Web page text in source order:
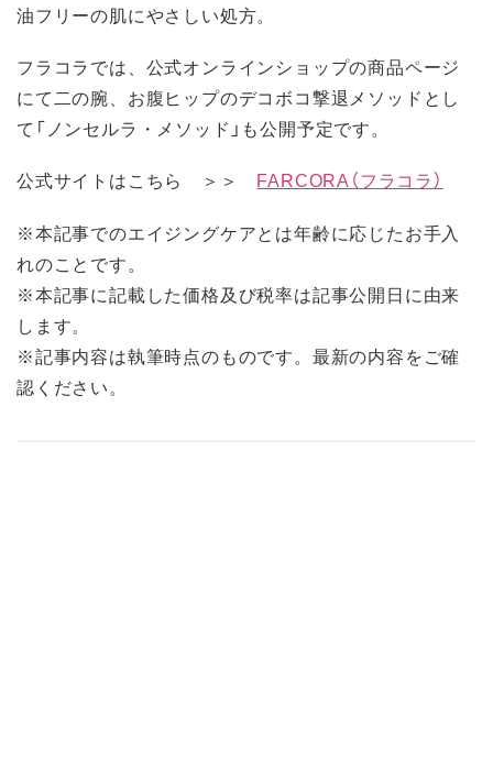
油フリーの肌にやさしい処方。
フラコラでは、公式オンラインショップの商品ページ
にて二の腕、お腹ヒップのデコボコ撃退メソッドとし
て「ノンセルラ・メソッド」も公開予定です。
公式サイトはこちら ＞＞ FARCORA（フラコラ）
※本記事でのエイジングケアとは年齢に応じたお手入
れのことです。
※本記事に記載した価格及び税率は記事公開日に由来
します。
※記事内容は執筆時点のものです。最新の内容をご確
認ください。